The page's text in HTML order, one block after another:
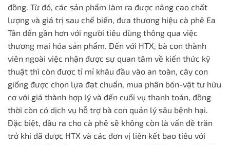
đồng. Từ đó, các sản phẩm làm ra được nâng cao chất
lượng và giá trị sau chế biến, đưa thương hiệu cà phê Ea
Tân đến gần hơn với người tiêu dùng thông qua việc
thương mại hóa sản phẩm. Đến với HTX, bà con thành
viên ngoài việc nhận được sự quan tâm về kiến thức kỹ
thuật thì còn được tỉ mỉ khâu đầu vào an toàn, cây con
giống được chọn lựa đạt chuẩn, mua phân bón-vật tư hữu
cơ với giá thành hợp lý và đến cuối vụ thanh toán, đồng
thời còn có dịch vụ hỗ trợ bà con quản lý sâu bệnh hại.
Đặc biệt, đầu ra cho cà phê sẽ không còn là vấn đề trăn
trở khi đã được HTX và các đơn vị liên kết bao tiêu với